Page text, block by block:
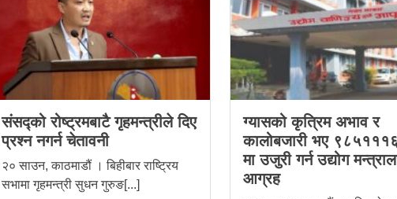
संसद्को रोष्ट्रमबाटै गृहमन्त्रीले दिए
प्रश्न नगर्न चेतावनी
२० साउन, काठमाडौं । बिहीबार राष्ट्रिय
सभामा गृहमन्त्री सुधन गुरुङ[...]
ग्यासको कृत्रिम अभाव र
कालोबजारी भए
मा उजुरी गर्न उद्योग
आग्रह